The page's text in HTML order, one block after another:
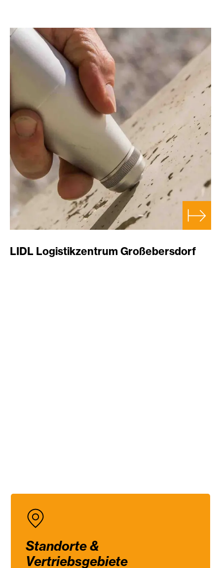
LIDL Logistikzentrum Großebersdorf
Standorte &
Vertriebsgebiete